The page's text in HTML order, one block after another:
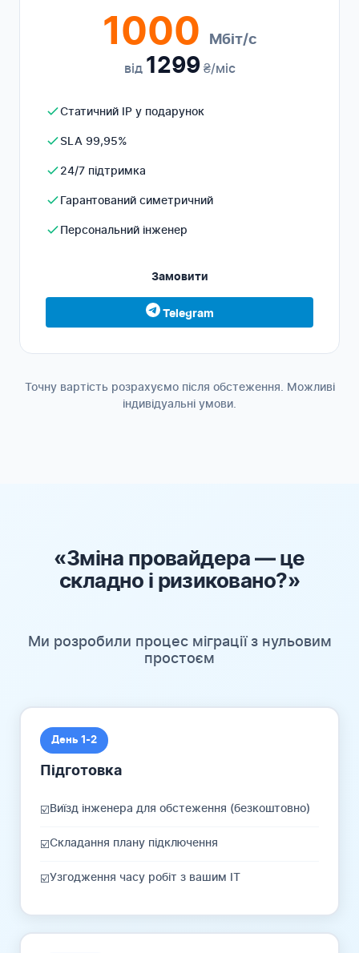
1000 Мбіт/с
від 1299₴/міс
Статичний IP у подарунок
SLA 99,95%
24/7 підтримка
Гарантований симетричний
Персональний інженер
Замовити
Telegram
Точну вартість розрахуємо після обстеження. Можливі
індивідуальні умови.
«Зміна провайдера — це
складно і ризиковано?»
Ми розробили процес міграції з нульовим
простоєм
День 1-2
Підготовка
☑️Виїзд інженера для обстеження (безкоштовно)
☑️Складання плану підключення
☑️Узгодження часу робіт з вашим IT